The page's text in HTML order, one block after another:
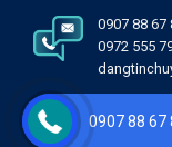
0907 88 67
0972 555
0907 88 67